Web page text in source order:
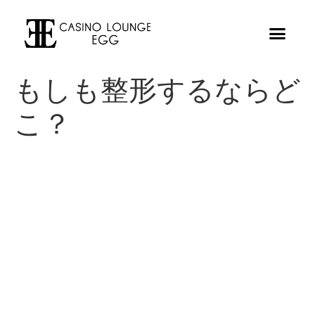
もしも整形するならど
こ？